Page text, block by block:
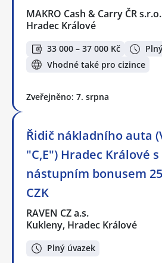
MAKRO Cash & Carry ČR s.r.o.
Hradec Králové
33 000 – 37 000 Kč
Vhodné také pro cizince
Zveřejněno: 7. srpna
Řidič nákladního auta
"C,E") Hradec Králové s
nástupním bonusem
CZK
RAVEN CZ a.s.
Kukleny, Hradec Králové
Plný úvazek